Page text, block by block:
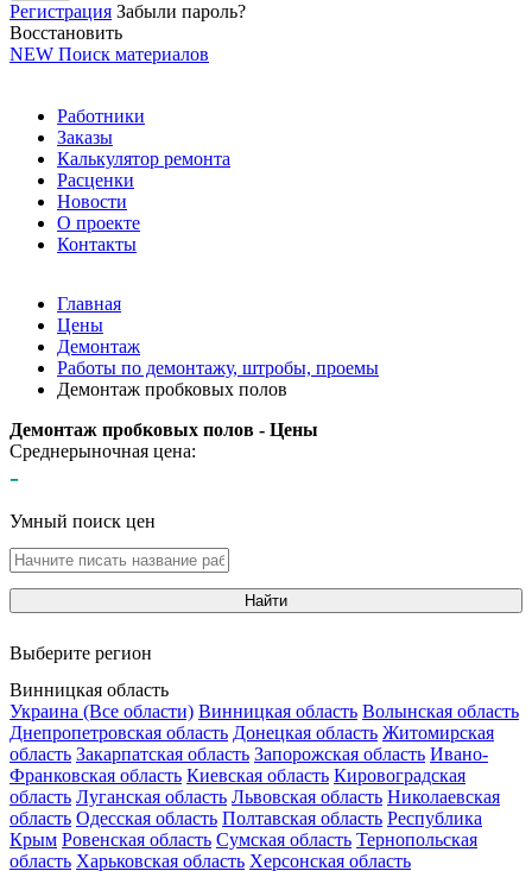
Регистрация Забыли пароль?
Восстановить
NEW Поиск материалов
Работники
Заказы
Калькулятор ремонта
Расценки
Новости
О проекте
Контакты
Главная
Цены
Демонтаж
Работы по демонтажу, штробы, проемы
Демонтаж пробковых полов
Демонтаж пробковых полов - Цены
Среднерыночная цена:
-
Умный поиск цен
Найти
Выберите регион
Винницкая область
Украина (Все области) Винницкая область Волынская область
Днепропетровская область Донецкая область Житомирская
область Закарпатская область Запорожская область Ивано-
Франковская область Киевская область Кировоградская
область Луганская область Львовская область Николаевская
область Одесская область Полтавская область Республика
Крым Ровенская область Сумская область Тернопольская
область Харьковская область Херсонская область